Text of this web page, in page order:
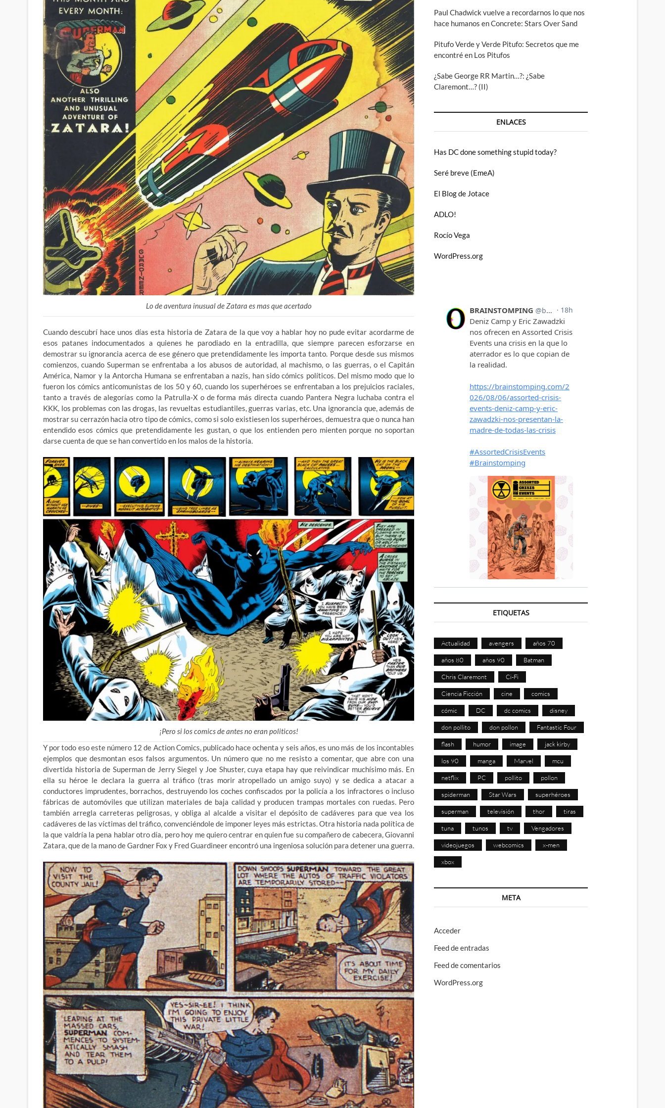
Lo de aventura inusual de Zatara es mas que acertado
Cuando descubrí hace unos días esta historia de Zatara de la que voy a hablar hoy no pude evitar acordarme de
esos patanes indocumentados a quienes he parodiado en la entradilla, que siempre parecen esforzarse en
demostrar su ignorancia acerca de ese género que pretendidamente les importa tanto. Porque desde sus mismos
comienzos, cuando Superman se enfrentaba a los abusos de autoridad, al machismo, o las guerras, o el Capitán
América, Namor y la Antorcha Humana se enfrentaban a nazis, han sido cómics políticos. Del mismo modo que lo
fueron los cómics anticomunistas de los 50 y 60, cuando los superhéroes se enfrentaban a los prejuicios raciales,
tanto a través de alegorías como la Patrulla-X o de forma más directa cuando Pantera Negra luchaba contra el
KKK, los problemas con las drogas, las revueltas estudiantiles, guerras varias, etc. Una ignorancia que, además de
mostrar su cerrazón hacia otro tipo de cómics, como si solo existiesen los superhéroes, demuestra que o nunca han
entendido esos cómics que pretendidamente les gustan, o que los entienden pero mienten porque no soportan
darse cuenta de que se han convertido en los malos de la historia.
¡Pero si los comics de antes no eran politicos!
Y por todo eso este número 12 de Action Comics, publicado hace ochenta y seis años, es uno más de los incontables
ejemplos que desmontan esos falsos argumentos. Un número que no me resisto a comentar, que abre con una
divertida historia de Superman de Jerry Siegel y Joe Shuster, cuya etapa hay que reivindicar muchísimo más. En
ella su héroe le declara la guerra al tráfico (tras morir atropellado un amigo suyo) y se dedica a atacar a
conductores imprudentes, borrachos, destruyendo los coches confiscados por la policía a los infractores o incluso
fábricas de automóviles que utilizan materiales de baja calidad y producen trampas mortales con ruedas. Pero
también arregla carreteras peligrosas, y obliga al alcalde a visitar el depósito de cadáveres para que vea los
cadáveres de las víctimas del tráfico, convenciéndole de imponer leyes más estrictas. Otra historia nada política de
la que valdría la pena hablar otro día, pero hoy me quiero centrar en quien fue su compañero de cabecera, Giovanni
Zatara, que de la mano de Gardner Fox y Fred Guardineer encontró una ingeniosa solución para detener una guerra.
Paul Chadwick vuelve a recordarnos lo que nos
hace humanos en Concrete: Stars Over Sand
Pitufo Verde y Verde Pitufo: Secretos que me
encontré en Los Pitufos
¿Sabe George RR Martin…?: ¿Sabe
Claremont…? (II)
ENLACES
Has DC done something stupid today?
Seré breve (EmeA)
El Blog de Jotace
ADLO!
Rocío Vega
WordPress.org
ETIQUETAS
Actualidad avengers años 70
años 80 años 90 Batman
Chris Claremont Ci-Fi
Ciencia Ficción cine comics
cómic DC dc comics disney
don pollito don pollon Fantastic Four
flash humor image jack kirby
los 90 manga Marvel mcu
netflix PC pollito pollon
spiderman Star Wars superhéroes
superman televisión thor tiras
tuna tunos tv Vengadores
videojuegos webcomics x-men
xbox
META
Acceder
Feed de entradas
Feed de comentarios
WordPress.org